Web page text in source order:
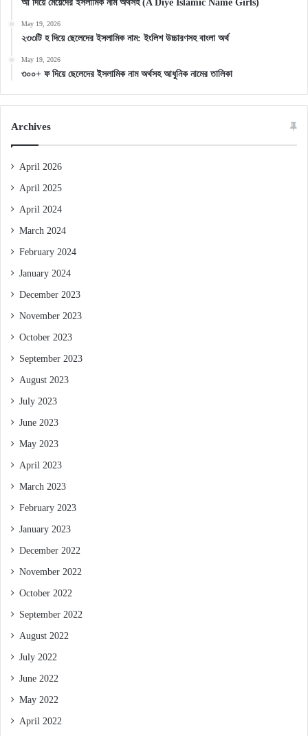
আ দিয়ে মেয়েদের ইসলামিক নাম অর্থসহ (A Diye Islamic Name Girls)
May 19, 2026
২৩৩টি হ দিয়ে ছেলেদের ইসলামিক নাম: ইংলিশ উচ্চারণসহ বাংলা অর্থ
May 19, 2026
৩০০+ ফ দিয়ে ছেলেদের ইসলামিক নাম অর্থসহ আধুনিক নামের তালিকা
Archives
April 2026
April 2025
April 2024
March 2024
February 2024
January 2024
December 2023
November 2023
October 2023
September 2023
August 2023
July 2023
June 2023
May 2023
April 2023
March 2023
February 2023
January 2023
December 2022
November 2022
October 2022
September 2022
August 2022
July 2022
June 2022
May 2022
April 2022